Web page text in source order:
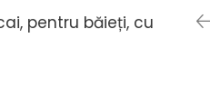
pentru băieți, cu